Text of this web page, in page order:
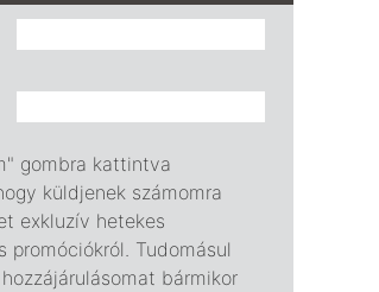
gombra kattintva
küldjenek számomra
exkluzív hetekes
promóciókról. Tudomásul
bármikor